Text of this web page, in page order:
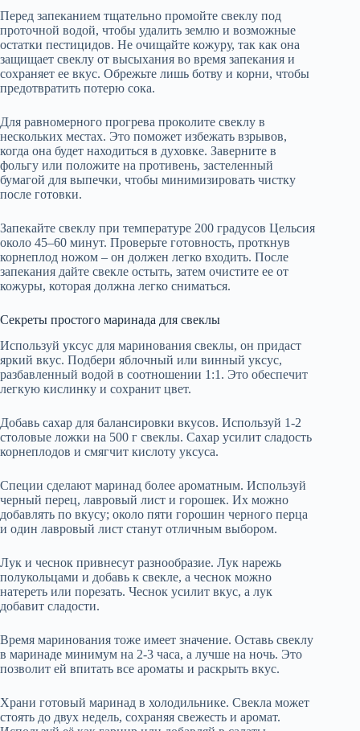
Перед запеканием тщательно промойте свеклу под
проточной водой, чтобы удалить землю и возможные
остатки пестицидов. Не очищайте кожуру, так как она
защищает свеклу от высыхания во время запекания и
сохраняет ее вкус. Обрежьте лишь ботву и корни, чтобы
предотвратить потерю сока.
Для равномерного прогрева проколите свеклу в
нескольких местах. Это поможет избежать взрывов,
когда она будет находиться в духовке. Заверните в
фольгу или положите на противень, застеленный
бумагой для выпечки, чтобы минимизировать чистку
после готовки.
Запекайте свеклу при температуре 200 градусов Цельсия
около 45–60 минут. Проверьте готовность, проткнув
корнеплод ножом – он должен легко входить. После
запекания дайте свекле остыть, затем очистите ее от
кожуры, которая должна легко сниматься.
Секреты простого маринада для свеклы
Используй уксус для маринования свеклы, он придаст
яркий вкус. Подбери яблочный или винный уксус,
разбавленный водой в соотношении 1:1. Это обеспечит
легкую кислинку и сохранит цвет.
Добавь сахар для балансировки вкусов. Используй 1-2
столовые ложки на 500 г свеклы. Сахар усилит сладость
корнеплодов и смягчит кислоту уксуса.
Специи сделают маринад более ароматным. Используй
черный перец, лавровый лист и горошек. Их можно
добавлять по вкусу; около пяти горошин черного перца
и один лавровый лист станут отличным выбором.
Лук и чеснок привнесут разнообразие. Лук нарежь
полукольцами и добавь к свекле, а чеснок можно
натереть или порезать. Чеснок усилит вкус, а лук
добавит сладости.
Время маринования тоже имеет значение. Оставь свеклу
в маринаде минимум на 2-3 часа, а лучше на ночь. Это
позволит ей впитать все ароматы и раскрыть вкус.
Храни готовый маринад в холодильнике. Свекла может
стоять до двух недель, сохраняя свежесть и аромат.